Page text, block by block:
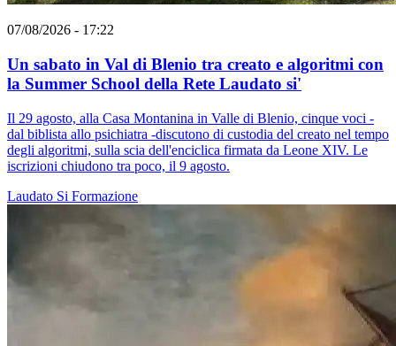
07/08/2026 - 17:22
Un sabato in Val di Blenio tra creato e algoritmi con
la Summer School della Rete Laudato si'
Il 29 agosto, alla Casa Montanina in Valle di Blenio, cinque voci -
dal biblista allo psichiatra -discutono di custodia del creato nel tempo
degli algoritmi, sulla scia dell'enciclica firmata da Leone XIV. Le
iscrizioni chiudono tra poco, il 9 agosto.
Laudato Si Formazione